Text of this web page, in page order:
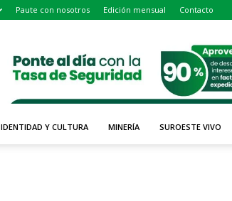
Paute con nosotros Edición mensual Contacto
IDENTIDAD Y CULTURA MINERÍA SUROESTE VIVO